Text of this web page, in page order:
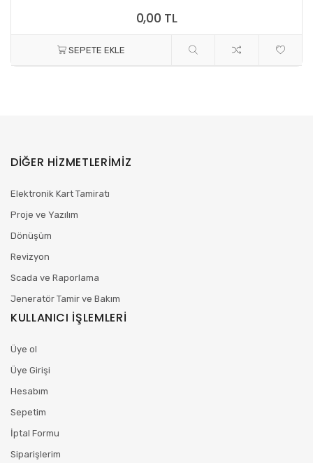
0,00 TL
SEPETE EKLE
DİĞER HİZMETLERİMİZ
Elektronik Kart Tamiratı
Proje ve Yazılım
Dönüşüm
Revizyon
Scada ve Raporlama
Jeneratör Tamir ve Bakım
KULLANICI İŞLEMLERİ
Üye ol
Üye Girişi
Hesabım
Sepetim
İptal Formu
Siparişlerim